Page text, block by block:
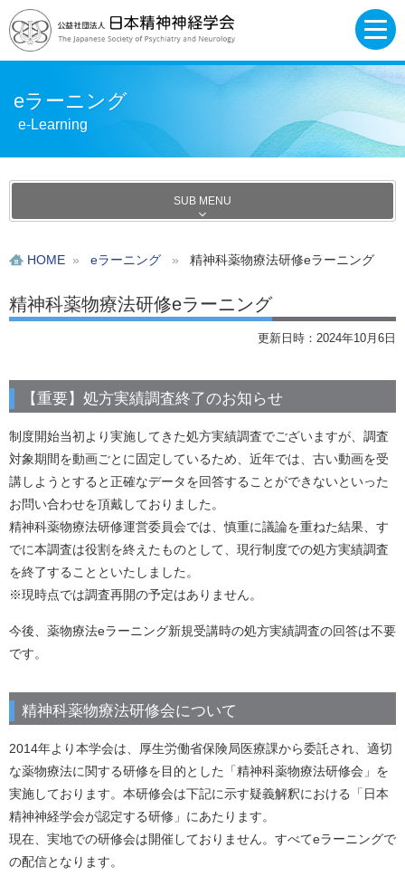
eラーニング
e-Learning
SUB MENU
HOME » eラーニング » 精神科薬物療法研修eラーニング
精神科薬物療法研修eラーニング
更新日時：2024年10月6日
【重要】処方実績調査終了のお知らせ
制度開始当初より実施してきた処方実績調査でございますが、調査
対象期間を動画ごとに固定しているため、近年では、古い動画を受
講しようとすると正確なデータを回答することができないといった
お問い合わせを頂戴しておりました。
精神科薬物療法研修運営委員会では、慎重に議論を重ねた結果、す
でに本調査は役割を終えたものとして、現行制度での処方実績調査
を終了することといたしました。
※現時点では調査再開の予定はありません。
今後、薬物療法eラーニング新規受講時の処方実績調査の回答は不要
です。
精神科薬物療法研修会について
2014年より本学会は、厚生労働省保険局医療課から委託され、適切
な薬物療法に関する研修を目的とした「精神科薬物療法研修会」を
実施しております。本研修会は下記に示す疑義解釈における「日本
精神神経学会が認定する研修」にあたります。
現在、実地での研修会は開催しておりません。すべてeラーニングで
の配信となります。